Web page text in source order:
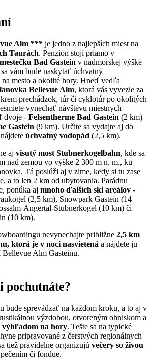
Alm *** je jedno z najlepších miest na
Taurách. Penzión stojí priamo v
Bad Gastein v nadmorskej výške
vám bude naskytať úchvatný
mesto a okolité hory. Hneď vedľa
lanovka Bellevue Alm, ktorá vás vyvezie za
prechádzok, túr či cyklotúr po okolitých
vynechať návštevu miestnych
dvoje - Felsentherme Bad Gastein (2 km)
Gastein (9 km). Určite sa vydajte aj do
úchvatný vodopád (2,5 km).
aj visutý most Stubnerkogelbahn, kde sa
nad zemou vo výške 2 300 m n. m., ku
Tá poslúži aj v zime, kedy si tu zase
a to len 2 km od ubytovania. Parádnu
ponúka aj mnoho ďalších ski areálov -
(2,5 km), Snowpark Gastein (14
Angertal-Stubnerkogel (10 km) či
(10 km).
nevynechajte približne 2,5 km
ktorá je v noci nasvietená a nájdete ju
Alm Gasteinu.
pochutnáte?
bude sprevádzať na každom kroku, a to aj v
výzdobou, otvoreným ohniskom a
výhľadom na hory. Tešte sa na typické
pripravované z čerstvých regionálnych
tiež pravidelne organizujú večery so živou
či fondue.